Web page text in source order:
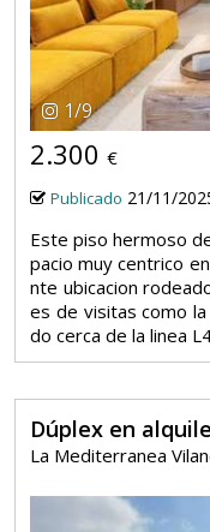
1/9
2.300 €
Publicado 21/11/
Este piso hermoso
pacio muy centrico
nte ubicacion
es de visitas como la
do cerca de la linea L4
Dúplex en
La Mediterranea